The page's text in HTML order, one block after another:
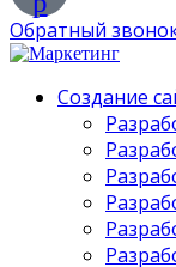
Обратный
Создание